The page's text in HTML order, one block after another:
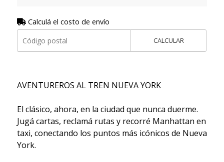
Calculá el costo de envío
CALCULAR
AVENTUREROS AL TREN NUEVA YORK
El clásico, ahora, en la ciudad que nunca duerme.
Jugá cartas, reclamá rutas y recorré Manhattan en
taxi, conectando los puntos más icónicos de Nueva
York.